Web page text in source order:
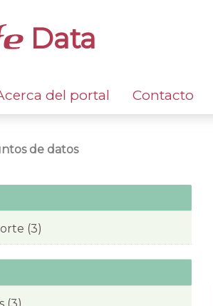
Data
del portal Contacto
de datos
(3)